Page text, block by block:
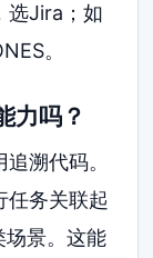
选Jira；如
。
力吗？
溯代码。
任务关联起
场景。这能